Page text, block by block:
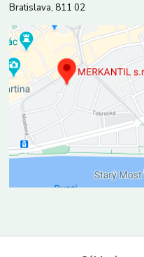
Bratislava, 811 02